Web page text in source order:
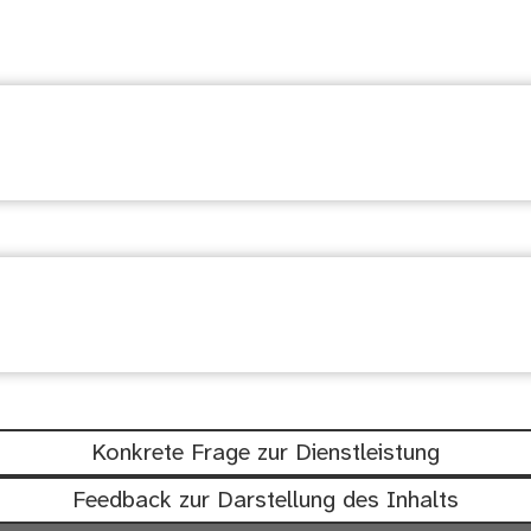
Konkrete Frage zur Dienstleistung
Feedback zur Darstellung des Inhalts